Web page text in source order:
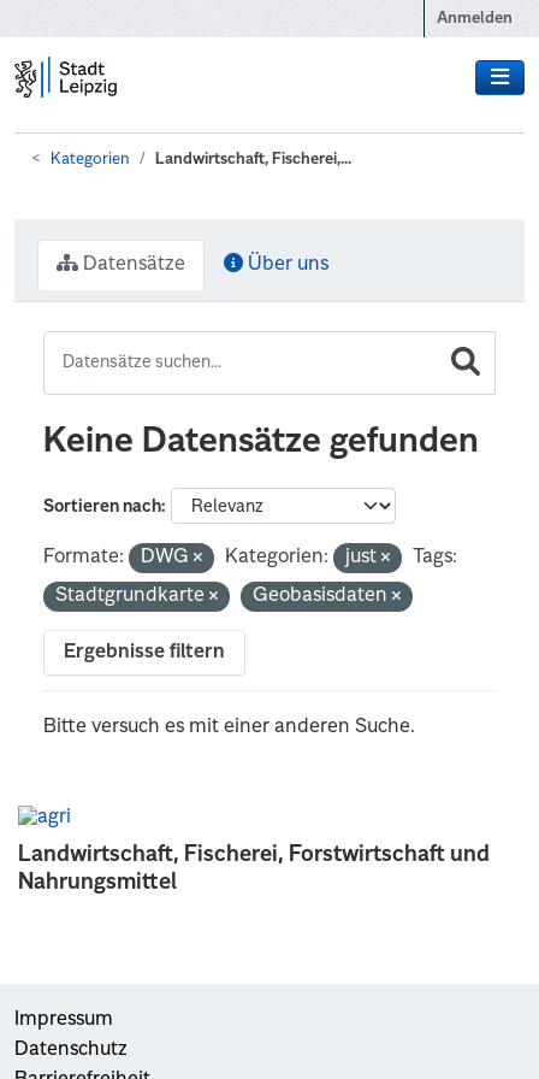
Anmelden
Kategorien Landwirtschaft, Fischerei,...
Landwirtschaft, Fischerei, Forstwirtschaft und
Nahrungsmittel
Datensätze Über uns
Keine Datensätze gefunden
Sortieren nach
Formate: DWG Kategorien: just
Tags:
Stadtgrundkarte
Geobasisdaten
Ergebnisse filtern
Bitte versuch es mit einer anderen Suche.
Impressum
Datenschutz